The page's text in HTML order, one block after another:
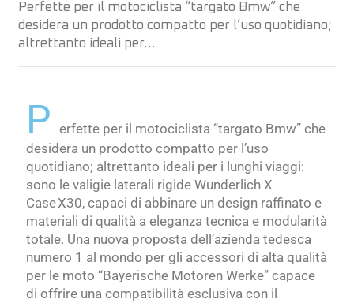
Perfette per il motociclista “targato Bmw” che
desidera un prodotto compatto per l’uso quotidiano;
altrettanto ideali per…
P erfette per il motociclista “targato Bmw” che
desidera un prodotto compatto per l’uso
quotidiano; altrettanto ideali per i lunghi viaggi:
sono le valigie laterali rigide Wunderlich X
Case X30, capaci di abbinare un design raffinato e
materiali di qualità a eleganza tecnica e modularità
totale. Una nuova proposta dell’azienda tedesca
numero 1 al mondo per gli accessori di alta qualità
per le moto “Bayerische Motoren Werke” capace
di offrire una compatibilità esclusiva con il